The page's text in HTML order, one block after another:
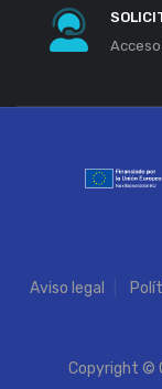
Aviso legal
Copyright ©